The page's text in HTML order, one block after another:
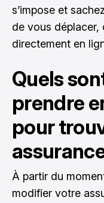
s’impose et
de vous déplacer,
directement en
Quels
prendre
pour
À partir du
modifier votre